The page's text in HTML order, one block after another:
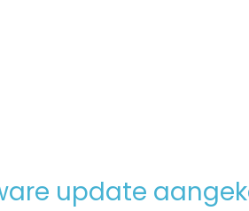
update